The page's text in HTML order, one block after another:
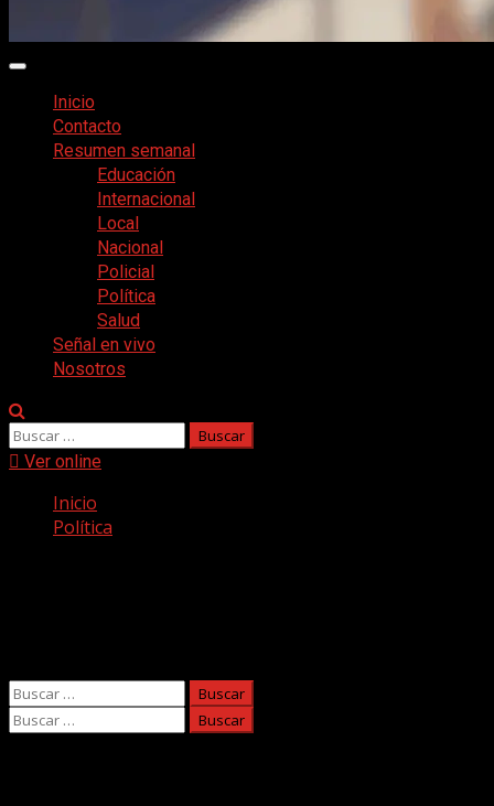
Menú
principalInicio
Contacto
Resumen semanal
Educación
Internacional
Local
Nacional
Policial
Política
Salud
Señal en vivo
Nosotros
Buscar:
Ver online
Inicio
Política
Buscar:
Buscar: